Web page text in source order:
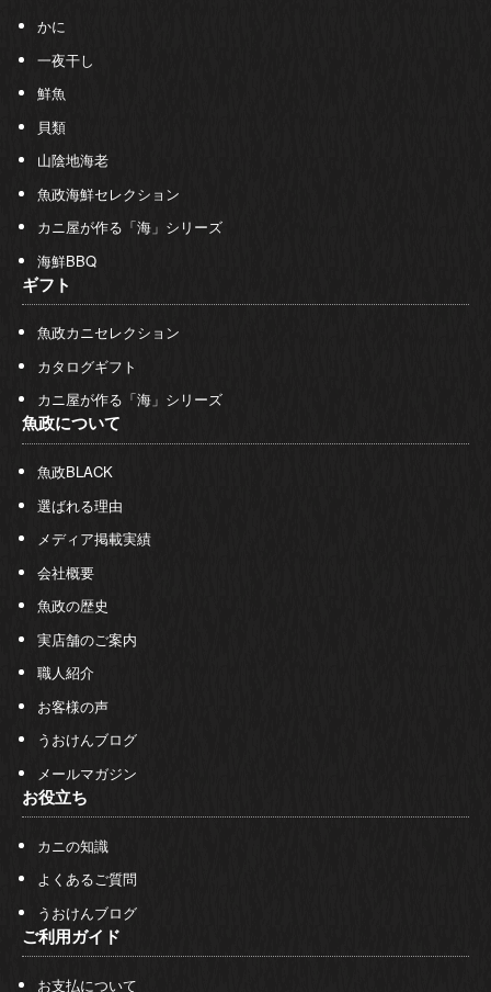
かに
一夜干し
鮮魚
貝類
山陰地海老
魚政海鮮セレクション
カニ屋が作る「海」シリーズ
海鮮BBQ
ギフト
魚政カニセレクション
カタログギフト
カニ屋が作る「海」シリーズ
魚政について
魚政BLACK
選ばれる理由
メディア掲載実績
会社概要
魚政の歴史
実店舗のご案内
職人紹介
お客様の声
うおけんブログ
メールマガジン
お役立ち
カニの知識
よくあるご質問
うおけんブログ
ご利用ガイド
お支払について